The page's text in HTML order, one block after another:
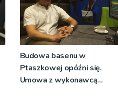
Budowa basenu w
Ptaszkowej opóźni się.
Umowa z wykonawcą